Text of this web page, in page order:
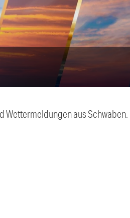
Wettermeldungen aus Schwaben.